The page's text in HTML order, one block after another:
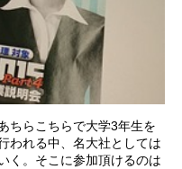
ちらこちらで大学3年生を
われる中、名大社としては
く。そこに参加頂けるのは